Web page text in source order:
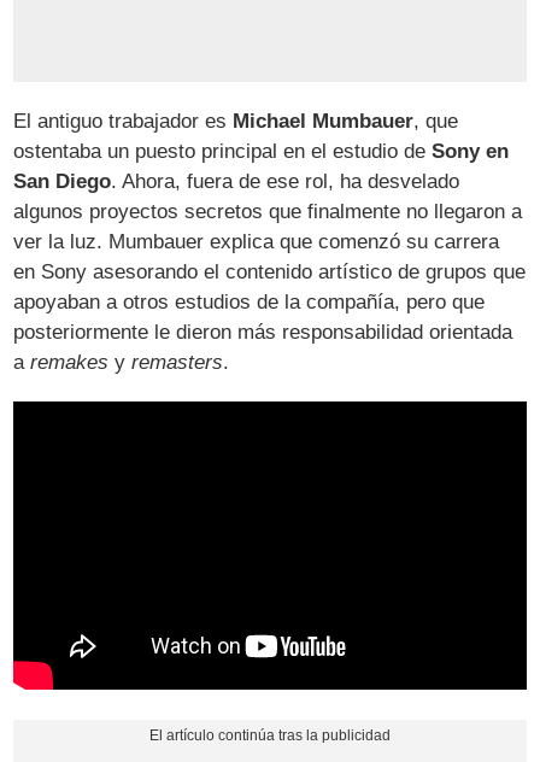
El antiguo trabajador es Michael Mumbauer, que
ostentaba un puesto principal en el estudio deSony en
San Diego. Ahora, fuera de ese rol, ha desvelado
algunos proyectos secretos que finalmente no llegaron a
ver la luz. Mumbauer explica que comenzó su carrera
en Sony asesorando el contenido artístico de grupos que
apoyaban a otros estudios de la compañía, pero que
posteriormente le dieron más responsabilidad orientada
aremakes yremasters.